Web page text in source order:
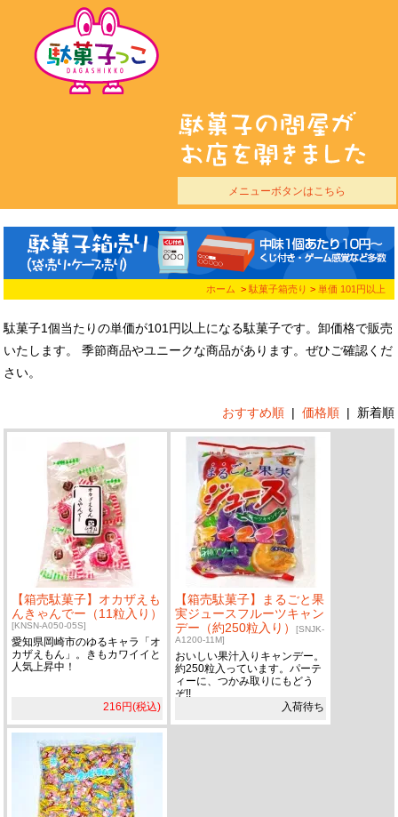
メニューボタンはこちら
ホーム > 駄菓子箱売り > 単価 101円以上
駄菓子1個当たりの単価が101円以上になる駄菓子です。卸価格で販売
いたします。
季節商品やユニークな商品があります。ぜひご確認くだ
さい。
おすすめ順| 価格順| 新着順
【箱売駄菓子】オカザえも
んきゃんでー（11粒入り）
[KNSN-A050-05S]
愛知県岡崎市のゆるキャラ「オ
カザえもん」。きもカワイイと
人気上昇中！
216円(税込)
【箱売駄菓子】まるごと果
実ジュースフルーツキャン
デー（約250粒入り）[SNJK-
A1200-11M]
おいしい果汁入りキャンデー。
約250粒入っています。パーテ
ィーに、つかみ取りにもどう
ぞ!!
入荷待ち